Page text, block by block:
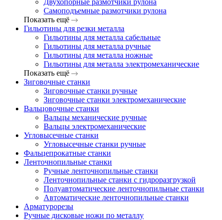
Двухопорные размотчики рулона
Самоподъемные размотчики рулона
Показать ещё
Гильотины для резки металла
Гильотины для металла сабельные
Гильотины для металла ручные
Гильотины для металла ножные
Гильотины для металла электромеханические
Показать ещё
Зиговочные станки
Зиговочные станки ручные
Зиговочные станки электромеханические
Вальцовочные станки
Вальцы механические ручные
Вальцы электромеханические
Угловысечные станки
Угловысечные станки ручные
Фальцепрокатные станки
Ленточнопильные станки
Ручные ленточнопильные станки
Ленточнопильные станки с гидроразгрузкой
Полуавтоматические ленточнопильные станки
Автоматические ленточнопильные станки
Арматурорезы
Ручные дисковые ножи по металлу